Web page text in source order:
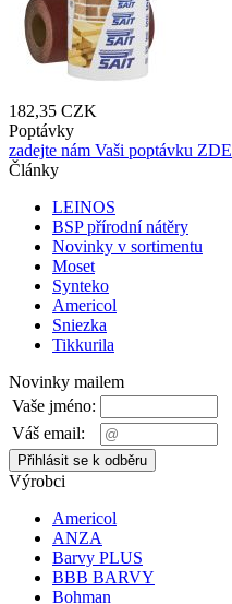
182,35 CZK
Poptávky
zadejte nám Vaši poptávku ZDE
Články
LEINOS
BSP přírodní nátěry
Novinky v sortimentu
Moset
Synteko
Americol
Sniezka
Tikkurila
Novinky mailem
Vaše jméno:
Váš email:
Výrobci
Americol
ANZA
Barvy PLUS
BBB BARVY
Bohman